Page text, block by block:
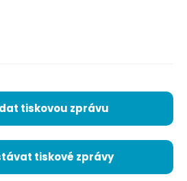
tiskovou zprávu
tiskové zprávy